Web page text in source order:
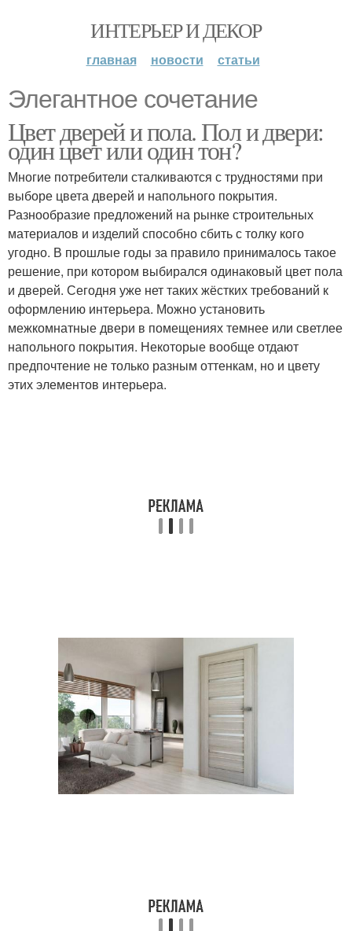
ИНТЕРЬЕР И ДЕКОР
главная новости статьи
Элегантное сочетание
Цвет дверей и пола. Пол и двери:
один цвет или один тон?
Многие потребители сталкиваются с трудностями при
выборе цвета дверей и напольного покрытия.
Разнообразие предложений на рынке строительных
материалов и изделий способно сбить с толку кого
угодно. В прошлые годы за правило принималось такое
решение, при котором выбирался одинаковый цвет пола
и дверей. Сегодня уже нет таких жёстких требований к
оформлению интерьера. Можно установить
межкомнатные двери в помещениях темнее или светлее
напольного покрытия. Некоторые вообще отдают
предпочтение не только разным оттенкам, но и цвету
этих элементов интерьера.